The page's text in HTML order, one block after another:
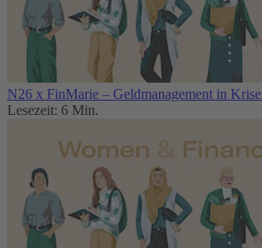
N26 x FinMarie – Geldmanagement in
Lesezeit: 6 Min.